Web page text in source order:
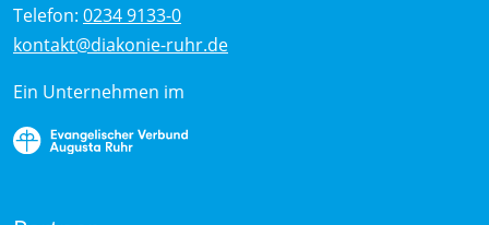
Telefon: 0234 9133-0
kontakt@diakonie-ruhr.de
Ein Unternehmen im